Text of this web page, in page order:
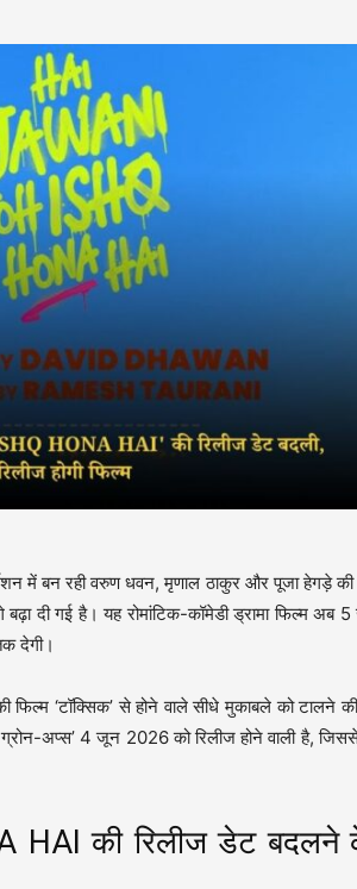
में बन रही वरुण धवन, मृणाल ठाकुर और पूजा हेगड़े की
बढ़ा दी गई है। यह रोमांटिक-कॉमेडी ड्रामा फिल्म
देगी।
‘टॉक्सिक’ से होने वाले सीधे मुकाबले को टालने
अप्स’ 4 जून 2026 को रिलीज होने वाली है,
HAI की रिलीज डेट बदलने